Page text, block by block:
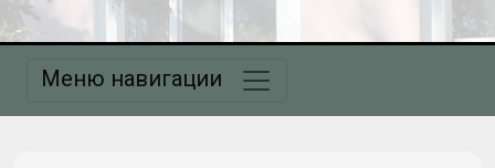
Меню навигации